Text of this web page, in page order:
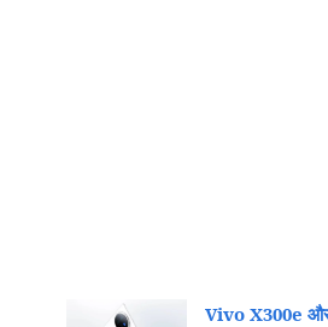
Vivo X300e